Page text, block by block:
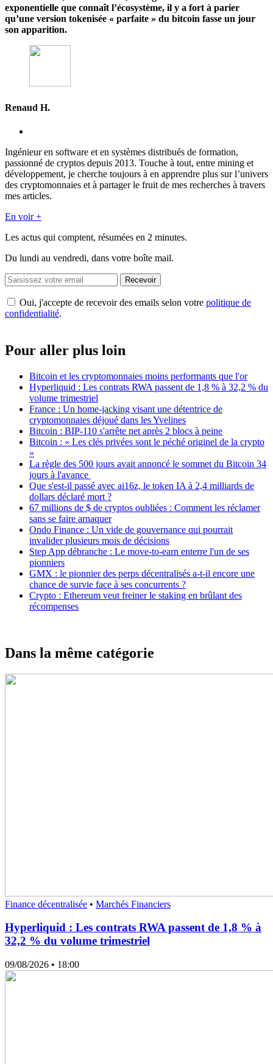
exponentielle que connaît l’écosystème, il y a fort à parier
qu’une version tokenisée « parfaite » du bitcoin fasse un jour
son apparition.
Renaud H.
Ingénieur en software et en systèmes distribués de formation,
passionné de cryptos depuis 2013. Touche à tout, entre mining et
développement, je cherche toujours à en apprendre plus sur l’univers
des cryptomonnaies et à partager le fruit de mes recherches à travers
mes articles.
En voir +
Les actus qui comptent, résumées en 2 minutes.
Du lundi au vendredi, dans votre boîte mail.
Recevoir
Oui, j'accepte de recevoir des emails selon votre politique de
confidentialité.
Pour aller plus loin
Bitcoin et les cryptomonnaies moins performants que l'or
Hyperliquid : Les contrats RWA passent de 1,8 % à 32,2 % du
volume trimestriel
France : Un home-jacking visant une détentrice de
cryptomonnaies déjoué dans les Yvelines
Bitcoin : BIP-110 s'arrête net après 2 blocs à peine
Bitcoin : « Les clés privées sont le péché originel de la crypto
»
La règle des 500 jours avait annoncé le sommet du Bitcoin 34
jours à l'avance
Que s'est-il passé avec ai16z, le token IA à 2,4 milliards de
dollars déclaré mort ?
67 millions de $ de cryptos oubliées : Comment les réclamer
sans se faire arnaquer
Ondo Finance : Un vide de gouvernance qui pourrait
invalider plusieurs mois de décisions
Step App débranche : Le move-to-earn enterre l'un de ses
pionniers
GMX : le pionnier des perps décentralisés a-t-il encore une
chance de survie face à ses concurrents ?
Crypto : Ethereum veut freiner le staking en brûlant des
récompenses
Dans la même catégorie
Finance décentralisée • Marchés Financiers
Hyperliquid : Les contrats RWA passent de 1,8 % à
32,2 % du volume trimestriel
09/08/2026 • 18:00